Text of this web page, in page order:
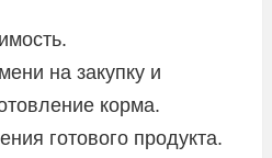
на закупку и
корма.
готового продукта.